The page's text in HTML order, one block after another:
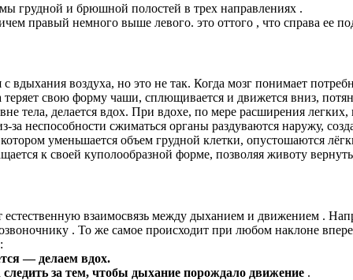
грудной и брюшной полостей в трех направлениях .
правый немного выше левого. это оттого , что справа ее
вдыхания воздуха, но это не так. Когда мозг понимает
свою форму чаши, сплющивается и движется вниз,
тела, делается вдох. При вдохе, по мере расширения
неспособности сжиматься органы раздуваются наружу,
уменьшается объем грудной клетки, опустошаются
к своей куполообразной форме, позволяя животу
взаимосвязь между дыханием и движением .
. То же самое происходит при любом наклоне
— делаем вдох.
следить за тем, чтобы дыхание порождало движение .